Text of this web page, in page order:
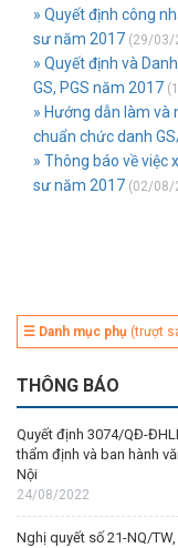
» Quyết định công
sư năm 2017 (29/03/
» Quyết định và
GS, PGS năm 2017
» Hướng dẫn làm và
chuẩn chức danh GS/
» Thông báo về việc
sư năm 2017 (02/08/
☰ Danh mục phụ (trượt
THÔNG BÁO
Quyết định 3074/QĐ-
thẩm định và ban hành
Nội
24/08/2022
Nghị quyết số 21-NQ/